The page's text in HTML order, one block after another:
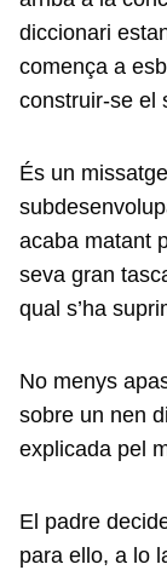
diccionari
comença a
construir-se el
És un
acaba matant
seva gran
qual s’ha
No menys
sobre un nen
explicada pel
El padre
para ello, a lo